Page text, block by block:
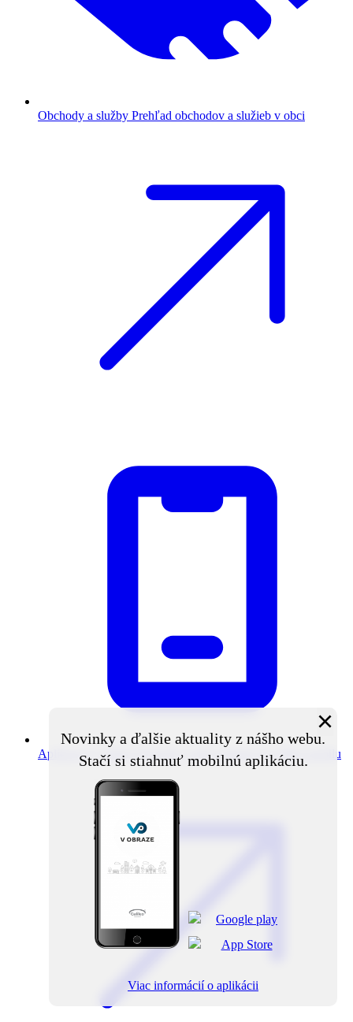
Obchody a služby Prehľad obchodov a služieb v obci
Aplikácia V obraze Novinky z obce priamo do vášho mobilu
Novinky a ďalšie aktuality z nášho webu.
Stačí si stiahnuť mobilnú aplikáciu.
×
Viac informácií o aplikácii